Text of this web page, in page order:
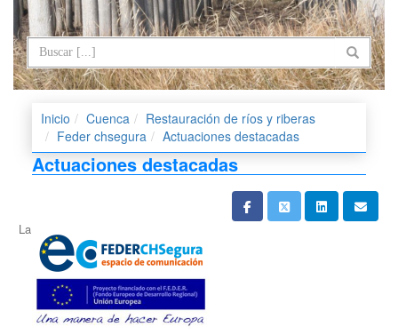
Inicio Cuenca
Restauración de ríos y riberas
Feder chsegura
Actuaciones destacadas
Actuaciones destacadas
La